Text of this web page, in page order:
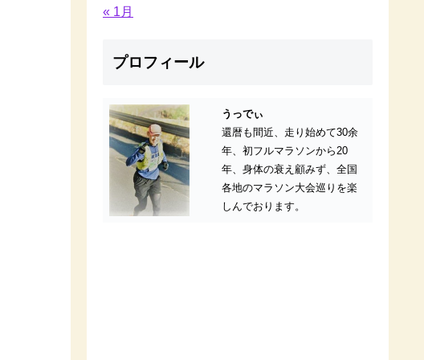
« 1月
プロフィール
うっでぃ
還暦も間近、走り始めて30余
年、初フルマラソンから20
年、身体の衰え顧みず、全国
各地のマラソン大会巡りを楽
しんでおります。